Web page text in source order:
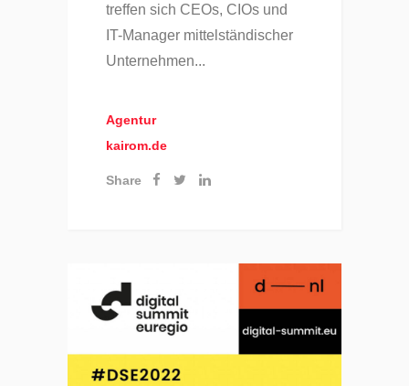
treffen sich CEOs, CIOs und
IT-Manager mittelständischer
Unternehmen...
Agentur
kairom.de
Share